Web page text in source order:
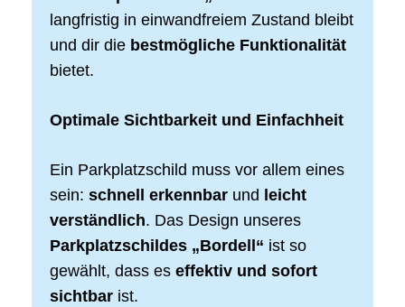
langfristig in einwandfreiem Zustand bleibt
und dir die bestmögliche Funktionalität
bietet.
Optimale Sichtbarkeit und Einfachheit
Ein Parkplatzschild muss vor allem eines
sein: schnell erkennbar und leicht
verständlich. Das Design unseres
Parkplatzschildes „Bordell“ ist so
gewählt, dass es effektiv und sofort
sichtbar ist.